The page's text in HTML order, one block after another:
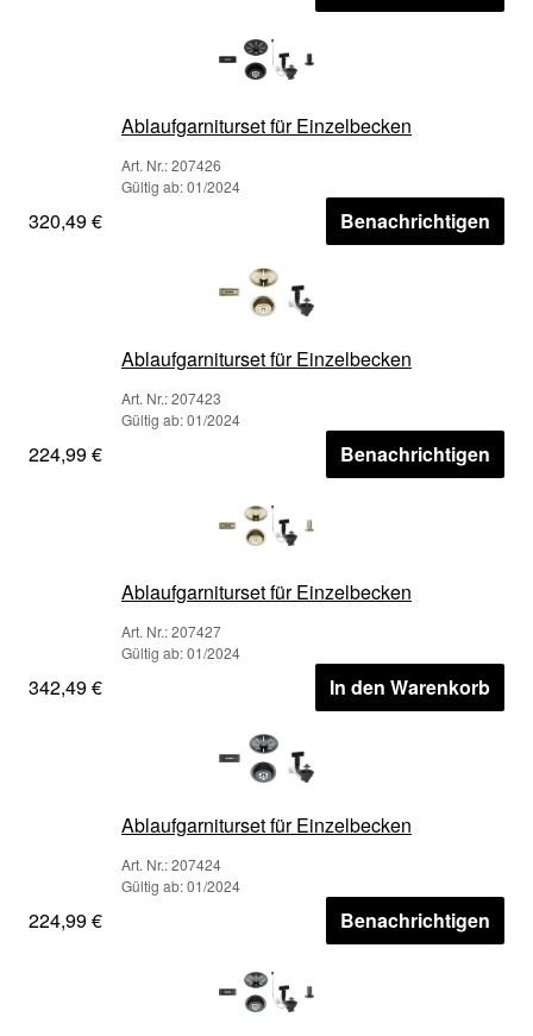
Ablaufgarniturset für Einzelbecken
Art. Nr.: 207426
Gültig ab: 01/2024
320,49 € Benachrichtigen
Ablaufgarniturset für Einzelbecken
Art. Nr.: 207423
Gültig ab: 01/2024
224,99 € Benachrichtigen
Ablaufgarniturset für Einzelbecken
Art. Nr.: 207427
Gültig ab: 01/2024
342,49 € In den Warenkorb
Ablaufgarniturset für Einzelbecken
Art. Nr.: 207424
Gültig ab: 01/2024
224,99 € Benachrichtigen